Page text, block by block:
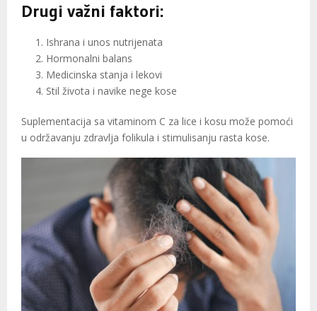
Drugi važni faktori:
Ishrana i unos nutrijenata
Hormonalni balans
Medicinska stanja i lekovi
Stil života i navike nege kose
Suplementacija sa vitaminom C za lice i kosu može pomoći
u održavanju zdravlja folikula i stimulisanju rasta kose.